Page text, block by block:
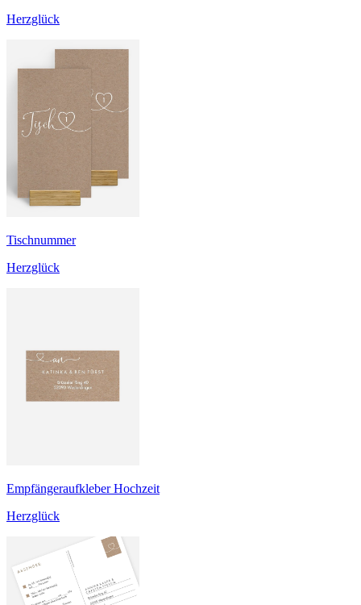
Herzglück
Tischnummer
Herzglück
Empfängeraufkleber Hochzeit
Herzglück